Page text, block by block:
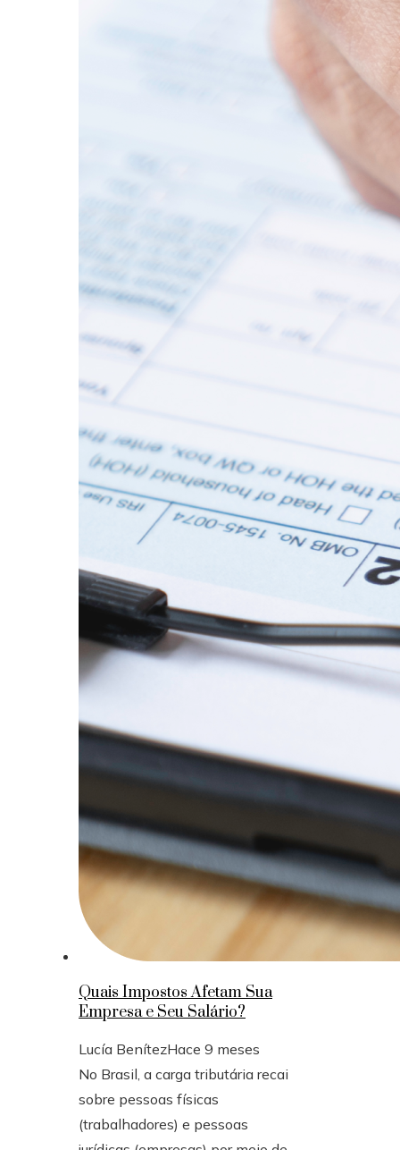
Quais Impostos Afetam Sua
Empresa e Seu Salário?
Lucía BenítezHace 9 meses
No Brasil, a carga tributária recai
sobre pessoas físicas
(trabalhadores) e pessoas